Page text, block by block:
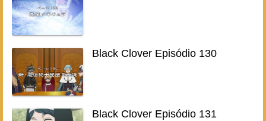
Black Clover Episódio 130
Black Clover Episódio 131